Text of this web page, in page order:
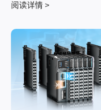
阅读详情 >